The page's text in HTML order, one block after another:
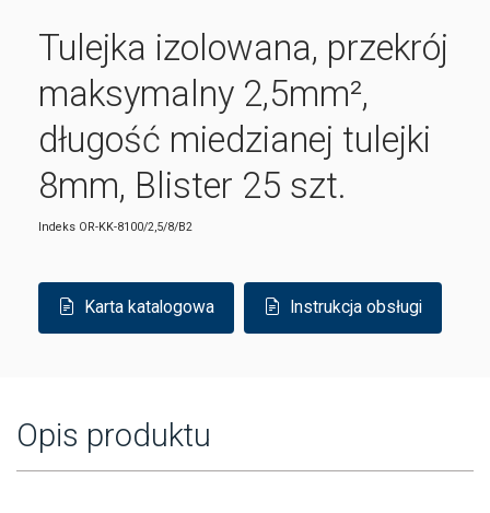
Tulejka izolowana, przekrój
maksymalny 2,5mm²,
długość miedzianej tulejki
8mm, Blister 25 szt.
Indeks OR-KK-8100/2,5/8/B2
Karta katalogowa Instrukcja obsługi
Opis produktu